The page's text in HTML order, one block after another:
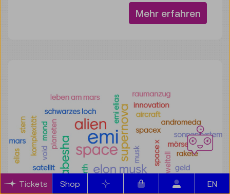
Mehr erfahren
Tickets Shop Merkliste Artikel im Warenkorb
EN